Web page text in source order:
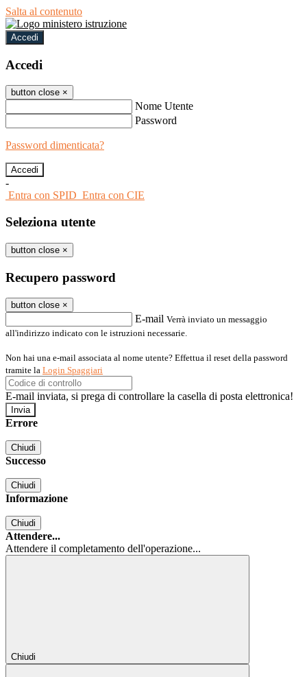
Salta al contenuto
Accedi
Accedi
button close ×
Nome Utente
Password
Password dimenticata?
-
Entra con SPID Entra con CIE
Seleziona utente
button close ×
Recupero password
button close ×
E-mail Verrà inviato un messaggio
all'indirizzo indicato con le istruzioni necessarie.
Non hai una e-mail associata al nome utente? Effettua il reset della password
tramite la Login Spaggiari
E-mail inviata, si prega di controllare la casella di posta elettronica!
Errore
Chiudi
Successo
Chiudi
Informazione
Chiudi
Attendere...
Attendere il completamento dell'operazione...
Chiudi